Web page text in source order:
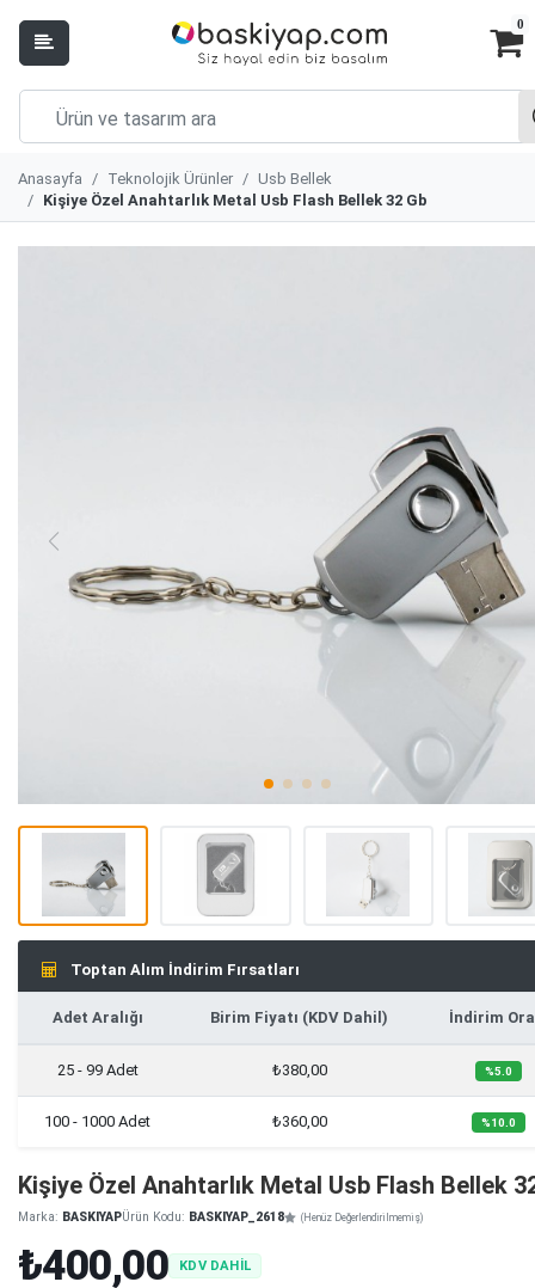
0
Anasayfa Teknolojik Ürünler
Usb Bellek
Kişiye Özel Anahtarlık Metal Usb Flash Bellek 32 Gb
Toptan Alım İndirim Fırsatları
Adet Aralığı Birim Fiyatı (KDV Dahil) İndirim
25 - 99 Adet ₺380,00 %5.0
100 - 1000 Adet ₺360,00 %10.0
Kişiye Özel Anahtarlık Metal Usb Flash Bellek
Marka: BASKIYAPÜrün Kodu: BASKIYAP_2618 (Henüz Değerlendirilmemiş)
₺400,00 KDV DAHİL